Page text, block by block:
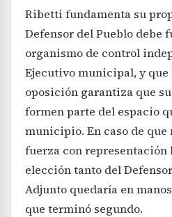
Ribetti fundamenta su
Defensor del Pueblo debe
organismo de control
Ejecutivo municipal, y
oposición garantiza que
formen parte del espacio
municipio. En caso de
fuerza con
elección tanto del
Adjunto quedaría en
que terminó segundo.